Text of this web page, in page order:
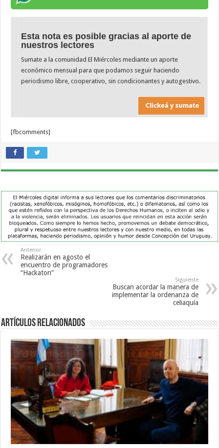
Esta nota es posible gracias al aporte de
nuestros lectores
Sumate a la comunidad El Miércoles mediante un aporte
económico mensual para que podamos seguir haciendo
periodismo libre, cooperativo, sin condicionantes y autogestivo.
[fbcomments]
Anterior
Realizarán en agosto el
encuentro de programadores
“Hackaton”
Siguiente
Buscan acordar la manera de
implementar la ordenanza de
celiaquía
Artículos Relacionados